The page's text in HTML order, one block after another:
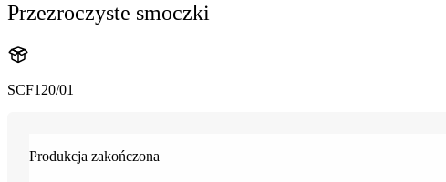
Przezroczyste smoczki
SCF120/01
Produkcja zakończona